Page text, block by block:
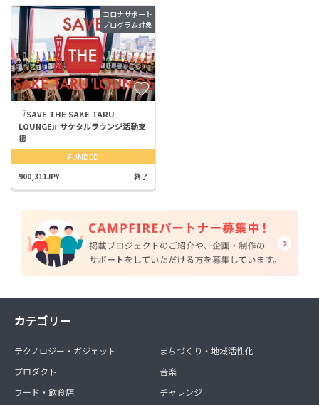
コロナサポート
プログラム対象
『SAVE THE SAKE TARU
LOUNGE』サケタルラウンジ活動支
援
FUNDED
900,311JPY 終了
カテゴリー
テクノロジー・ガジェット
プロダクト
フード・飲食店
まちづくり・地域活性化
音楽
チャレンジ